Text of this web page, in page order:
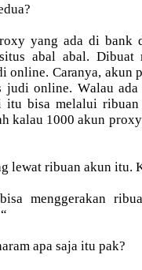
yang ada di
abal abal. Dibuat
online. Caranya, akun
judi online. Walau
bisa melalui
kalau 1000 akun
lewat ribuan akun itu.
menggerakan
apa saja itu pak?